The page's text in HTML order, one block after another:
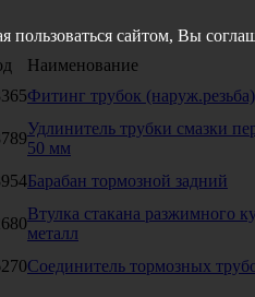
Наименование
Фитинг трубок
Удлинитель трубки смазки
50 мм
Барабан тормозной задний
Втулка стакана разжимного
металл
Соединитель тормозных
пользоваться сайтом, Вы